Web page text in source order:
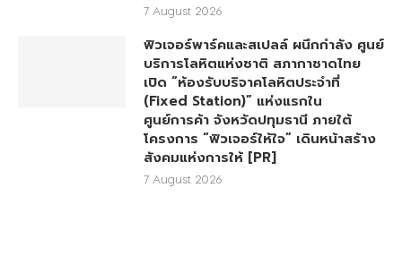
7 August 2026
ฟิวเจอร์พาร์คและสเปลล์ ผนึกกำลัง ศูนย์
บริการโลหิตแห่งชาติ สภากาชาดไทย
เปิด “ห้องรับบริจาคโลหิตประจำที่
(Fixed Station)” แห่งแรกใน
ศูนย์การค้า จังหวัดปทุมธานี ภายใต้
โครงการ “ฟิวเจอร์ให้ใจ” เดินหน้าสร้าง
สังคมแห่งการให้ [PR]
7 August 2026